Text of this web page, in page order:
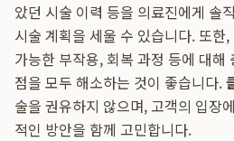
았던 시술 이력 등을 의료진에게 솔
시술 계획을 세울 수 있습니다. 또한
가능한 부작용, 회복 과정 등에 대해
점을 모두 해소하는 것이 좋습니다.
술을 권유하지 않으며, 고객의 입장
적인 방안을 함께 고민합니다.